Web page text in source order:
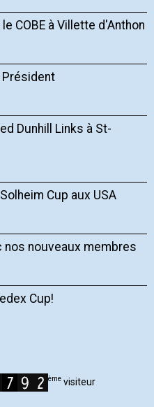
COBE à Villette d'Anthon
Président
Dunhill Links à St-
Cup aux USA
nos nouveaux membres
Cup!
ème visiteur